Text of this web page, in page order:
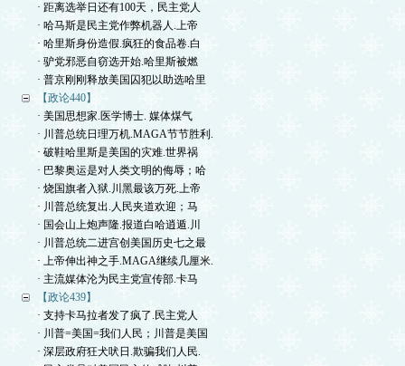
· 距离选举日还有100天，民主党人
· 哈马斯是民主党作弊机器人.上帝
· 哈里斯身份造假.疯狂的食品卷.白
· 驴党邪恶自窃选开始.哈里斯被燃
· 普京刚刚释放美国囚犯以助选哈里
【政论440】
· 美国思想家.医学博士. 媒体煤气
· 川普总统日理万机.MAGA节节胜利.
· 破鞋哈里斯是美国的灾难.世界祸
· 巴黎奥运是对人类文明的侮辱；哈
· 烧国旗者入狱.川黑最该万死.上帝
· 川普总统复出.人民夹道欢迎；马
· 国会山上炮声隆.报道白哈逍遁.川
· 川普总统二进宫创美国历史七之最
· 上帝伸出神之手.MAGA继续几厘米.
· 主流媒体沦为民主党宣传部.卡马
【政论439】
· 支持卡马拉者发了疯了.民主党人
· 川普=美国=我们人民；川普是美国
· 深层政府狂犬吠日.欺骗我们人民.